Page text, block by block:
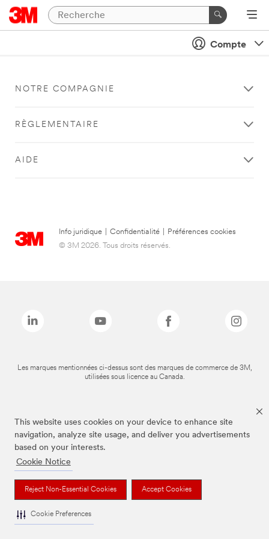
This website uses cookies on your device to enhance site
navigation, analyze site usage, and deliver you advertisements
based on your interests.
Cookie Notice
Reject Non-Essential Cookies Accept Cookies
Cookie Preferences
Compte
NOTRE COMPAGNIE
RÈGLEMENTAIRE
AIDE
Info juridique Confidentialité
Préférences cookies
© 3M 2026. Tous droits réservés.
Les marques mentionnées ci-dessus sont des marques de commerce de 3M,
utilisées sous licence au Canada.